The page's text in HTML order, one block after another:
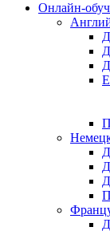
Онлайн-